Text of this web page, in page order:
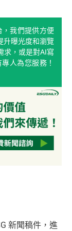
，我們提供方便
升曝光度和瀏覽
求，或是對AI寫
人為您服務！
新聞稿件，進